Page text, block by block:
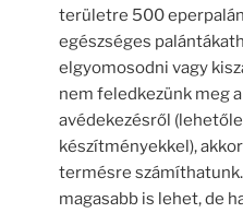
területre 500
egészséges
elgyomosodni vagy
nem feledkezünk meg
avédekezésről
készítményekkel),
termésre
magasabb is lehet, de